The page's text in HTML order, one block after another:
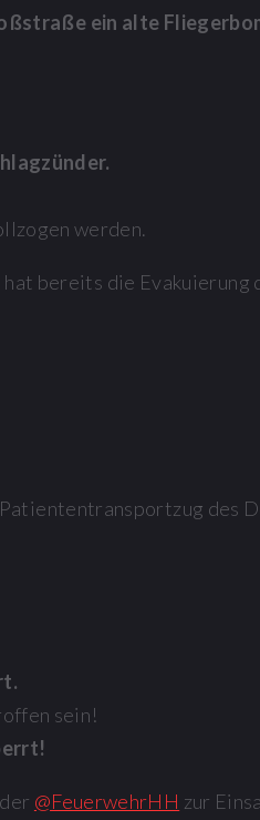
ein alte
werden.
bereits die Evakuierung
des
sein!
der @FeuerwehrHH zur